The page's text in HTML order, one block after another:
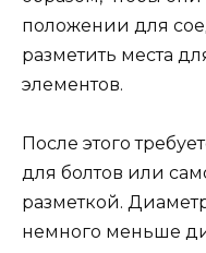
положении для
разметить места
элементов.
После этого
для болтов или
разметкой.
немного меньше